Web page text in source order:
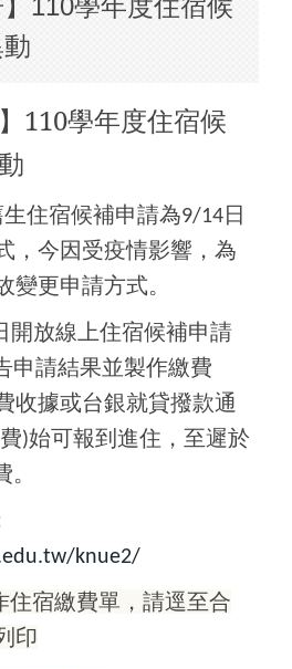
】110學年度住宿候
住宿候補申請為9/14日
，今因受疫情影響，為
更申請方式。
開放線上住宿候補申請
申請結果並製作繳費
收據或台銀就貸撥款通
)始可報到進住，至遲於
knue2/
宿繳費單， 請逕至合
印